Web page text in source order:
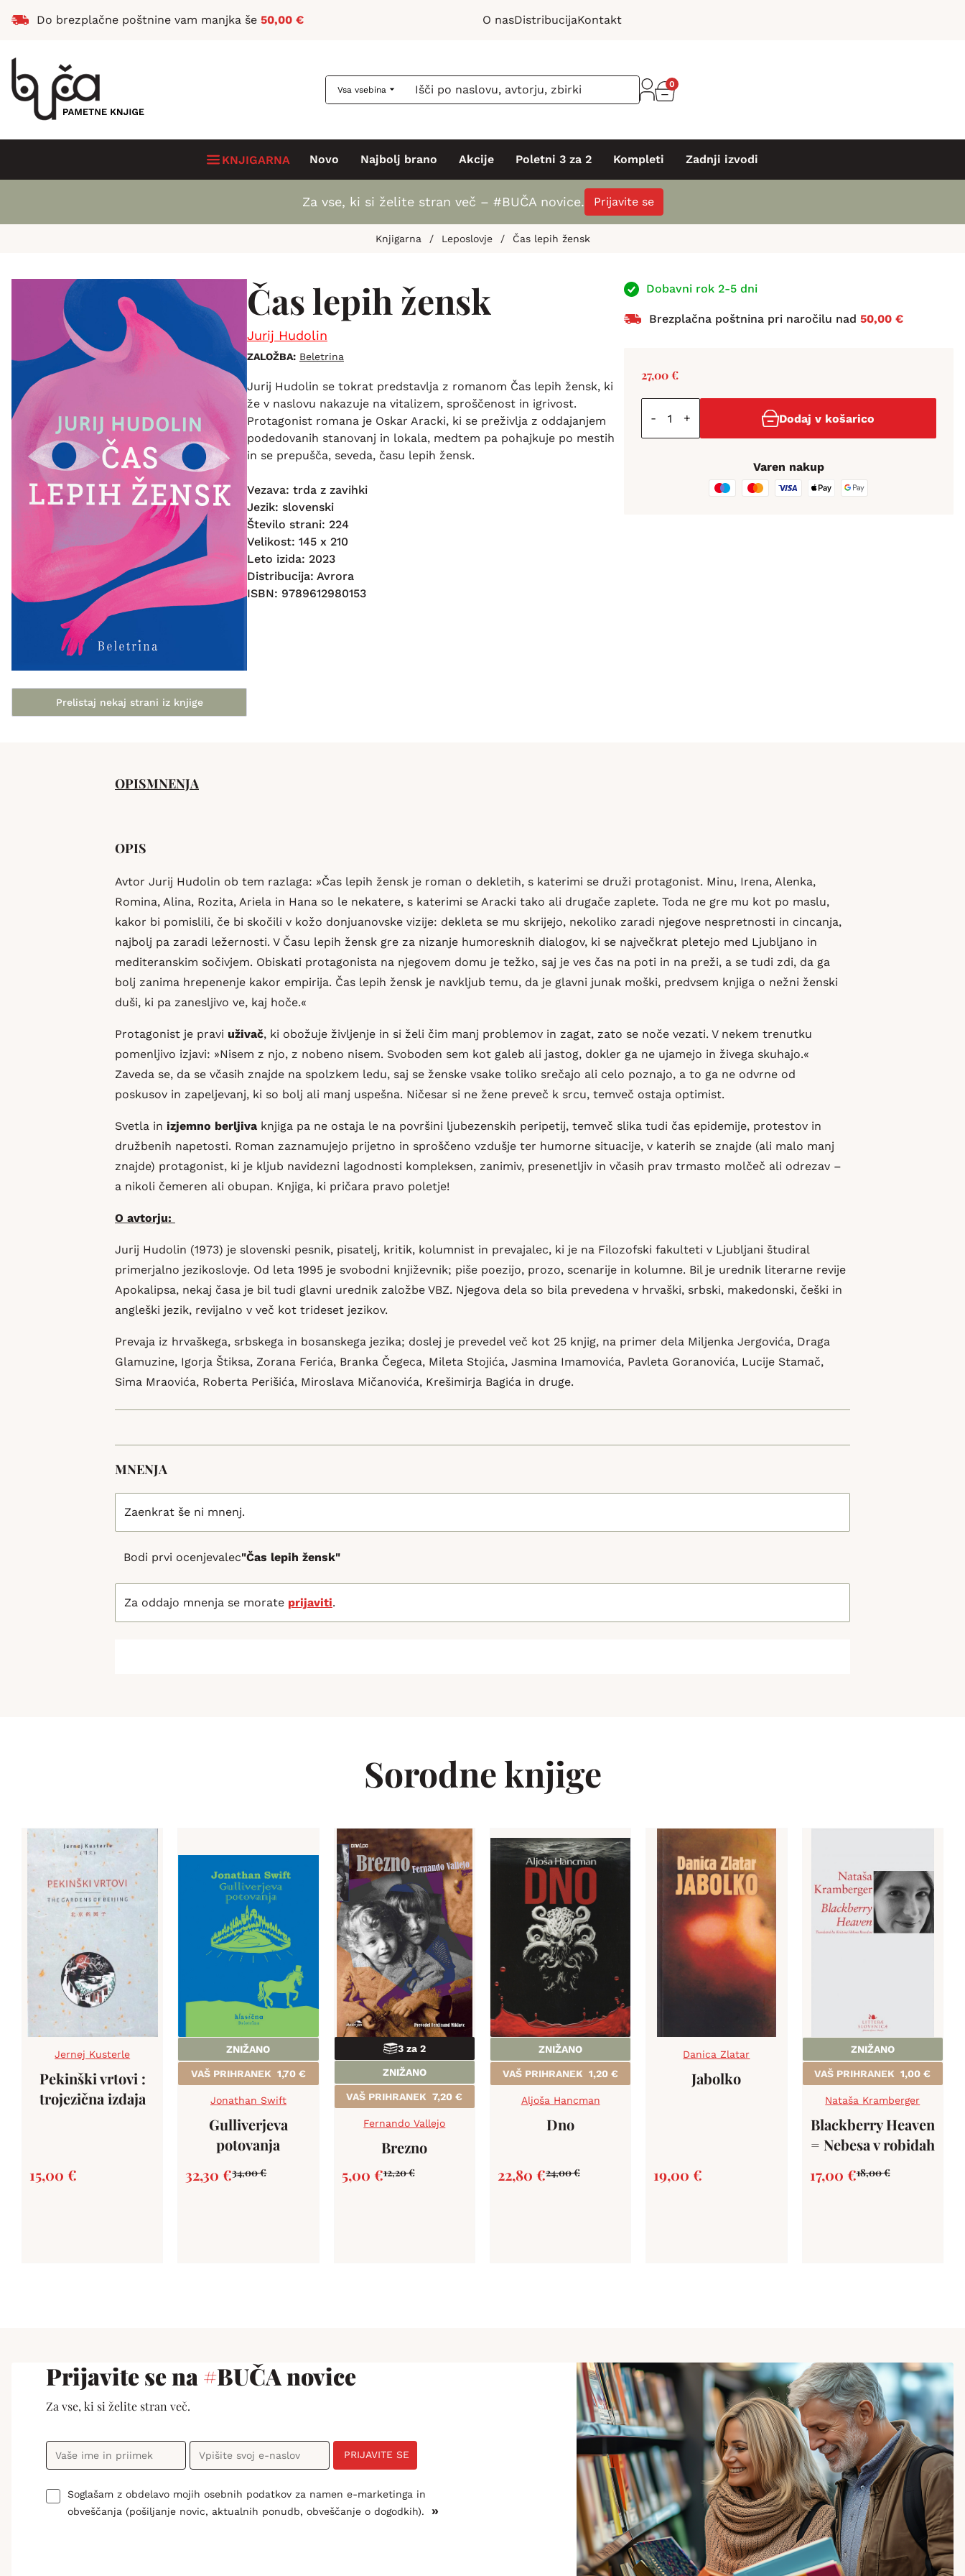
Do brezplačne poštnine vam manjka še 50,00 € O nasDistribucijaKontakt
Vsa vsebina
0
KNJIGARNA Novo Najbolj brano Akcije Poletni 3 za 2 Kompleti Zadnji izvodi
Za vse, ki si želite stran več – #BUČA novice. Prijavite se
Knjigarna / Leposlovje / Čas lepih žensk
Prelistaj nekaj strani iz knjige
Čas lepih žensk
Jurij Hudolin
ZALOŽBA: Beletrina
Jurij Hudolin se tokrat predstavlja z romanom Čas lepih žensk, ki
že v naslovu nakazuje na vitalizem, sproščenost in igrivost.
Protagonist romana je Oskar Aracki, ki se preživlja z oddajanjem
podedovanih stanovanj in lokala, medtem pa pohajkuje po mestih
in se prepušča, seveda, času lepih žensk.
Vezava: trda z zavihki
Jezik: slovenski
Število strani: 224
Velikost: 145 x 210
Leto izida: 2023
Distribucija: Avrora
ISBN: 9789612980153
Dobavni rok 2-5 dni
Brezplačna poštnina pri naročilu nad 50,00 €
27,00€
- + Dodaj v košarico
Varen nakup
OPISMNENJA
OPIS
Avtor Jurij Hudolin ob tem razlaga: »Čas lepih žensk je roman o dekletih, s katerimi se druži protagonist. Minu, Irena, Alenka,
Romina, Alina, Rozita, Ariela in Hana so le nekatere, s katerimi se Aracki tako ali drugače zaplete. Toda ne gre mu kot po maslu,
kakor bi pomislili, če bi skočili v kožo donjuanovske vizije: dekleta se mu skrijejo, nekoliko zaradi njegove nespretnosti in cincanja,
najbolj pa zaradi ležernosti. V Času lepih žensk gre za nizanje humoresknih dialogov, ki se največkrat pletejo med Ljubljano in
mediteranskim sočivjem. Obiskati protagonista na njegovem domu je težko, saj je ves čas na poti in na preži, a se tudi zdi, da ga
bolj zanima hrepenenje kakor empirija. Čas lepih žensk je navkljub temu, da je glavni junak moški, predvsem knjiga o nežni ženski
duši, ki pa zanesljivo ve, kaj hoče.«
Protagonist je pravi uživač, ki obožuje življenje in si želi čim manj problemov in zagat, zato se noče vezati. V nekem trenutku
pomenljivo izjavi: »Nisem z njo, z nobeno nisem. Svoboden sem kot galeb ali jastog, dokler ga ne ujamejo in živega skuhajo.«
Zaveda se, da se včasih znajde na spolzkem ledu, saj se ženske vsake toliko srečajo ali celo poznajo, a to ga ne odvrne od
poskusov in zapeljevanj, ki so bolj ali manj uspešna. Ničesar si ne žene preveč k srcu, temveč ostaja optimist.
Svetla in izjemno berljiva knjiga pa ne ostaja le na površini ljubezenskih peripetij, temveč slika tudi čas epidemije, protestov in
družbenih napetosti. Roman zaznamujejo prijetno in sproščeno vzdušje ter humorne situacije, v katerih se znajde (ali malo manj
znajde) protagonist, ki je kljub navidezni lagodnosti kompleksen, zanimiv, presenetljiv in včasih prav trmasto molčeč ali odrezav –
a nikoli čemeren ali obupan. Knjiga, ki pričara pravo poletje!
O avtorju:
Jurij Hudolin (1973) je slovenski pesnik, pisatelj, kritik, kolumnist in prevajalec, ki je na Filozofski fakulteti v Ljubljani študiral
primerjalno jezikoslovje. Od leta 1995 je svobodni književnik; piše poezijo, prozo, scenarije in kolumne. Bil je urednik literarne revije
Apokalipsa, nekaj časa je bil tudi glavni urednik založbe VBZ. Njegova dela so bila prevedena v hrvaški, srbski, makedonski, češki in
angleški jezik, revijalno v več kot trideset jezikov.
Prevaja iz hrvaškega, srbskega in bosanskega jezika; doslej je prevedel več kot 25 knjig, na primer dela Miljenka Jergovića, Draga
Glamuzine, Igorja Štiksa, Zorana Ferića, Branka Čegeca, Mileta Stojića, Jasmina Imamovića, Pavleta Goranovića, Lucije Stamač,
Sima Mraovića, Roberta Perišića, Miroslava Mičanovića, Krešimirja Bagića in druge.
MNENJA
Zaenkrat še ni mnenj.
Bodi prvi ocenjevalec"Čas lepih žensk"
Za oddajo mnenja se morate prijaviti.
Sorodne knjige
Jernej Kusterle
Pekinški vrtovi :
trojezična izdaja
15,00 €
ZNIŽANO
VAŠ PRIHRANEK 1,70 €
Jonathan Swift
Gulliverjeva
potovanja
34,00€
32,30€
3 za 2
ZNIŽANO
VAŠ PRIHRANEK7,20€
Fernando Vallejo
Brezno
12,20€
5,00 €
ZNIŽANO
VAŠ PRIHRANEK1,20€
Aljoša Hancman
Dno
24,00€
22,80 €
Danica Zlatar
Jabolko
19,00€
ZNIŽANO
VAŠ PRIHRANEK1,00€
Nataša Kramberger
Blackberry Heaven
= Nebesa v robidah
18,00€
17,00 €
Prijavite se na#BUČA novice
Za vse, ki si želite stran več.
Soglašam z obdelavo mojih osebnih podatkov za namen e-marketinga in
obveščanja (pošiljanje novic, aktualnih ponudb, obveščanje o dogodkih).
»
PRIJAVITE SE